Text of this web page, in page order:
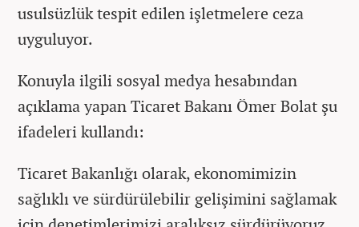
usulsüzlük tespit edilen işletmelere ceza
uyguluyor.
Konuyla ilgili sosyal medya hesabından
açıklama yapan Ticaret Bakanı Ömer Bolat şu
ifadeleri kullandı:
Ticaret Bakanlığı olarak, ekonomimizin
sağlıklı ve sürdürülebilir gelişimini sağlamak